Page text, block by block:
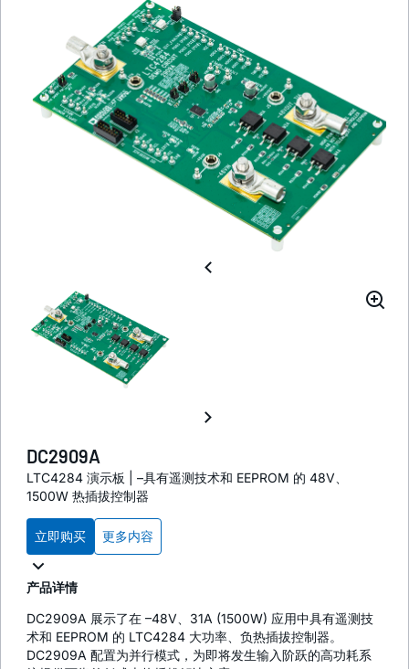
DC2909A
LTC4284 演示板 | –具有遥测技术和 EEPROM 的 48V、
1500W 热插拔控制器
立即购买 更多内容
产品详情
DC2909A 展示了在 –48V、31A (1500W) 应用中具有遥测技
术和 EEPROM 的 LTC4284 大功率、负热插拔控制器。
DC2909A 配置为并行模式，为即将发生输入阶跃的高功耗系